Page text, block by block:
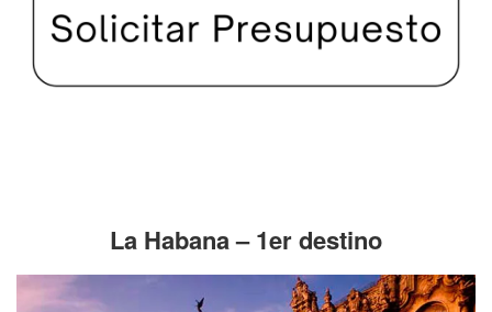
La Habana – 1er destino